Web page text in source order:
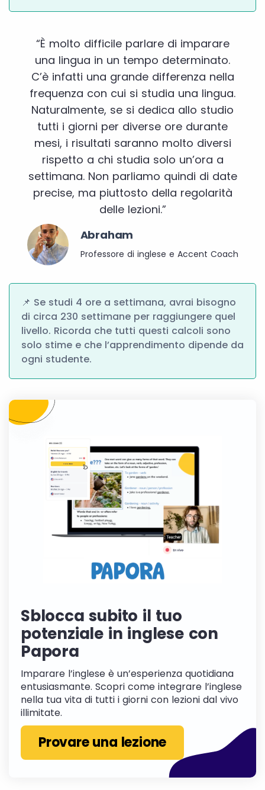
“È molto difficile parlare di imparare
una lingua in un tempo determinato.
C’è infatti una grande differenza nella
frequenza con cui si studia una lingua.
Naturalmente, se si dedica allo studio
tutti i giorni per diverse ore durante
mesi, i risultati saranno molto diversi
rispetto a chi studia solo un’ora a
settimana. Non parliamo quindi di date
precise, ma piuttosto della regolarità
delle lezioni.”
Abraham
Professore di inglese e Accent Coach
📌 Se studi 4 ore a settimana, avrai bisogno
di circa 230 settimane per raggiungere quel
livello. Ricorda che tutti questi calcoli sono
solo stime e che l’apprendimento dipende da
ogni studente.
Sblocca subito il tuo
potenziale in inglese con
Papora
Imparare l’inglese è un’esperienza quotidiana
entusiasmante. Scopri come integrare l’inglese
nella tua vita di tutti i giorni con lezioni dal vivo
illimitate.
Provare una lezione